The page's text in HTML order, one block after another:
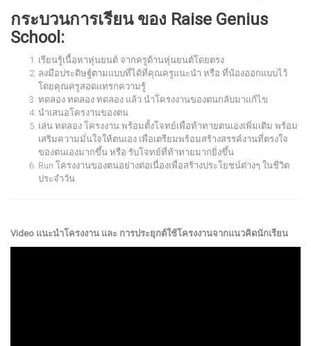
กระบวนการเรียน ของ Raise Genius
School:
เรียนรู้เนื้อหาหุ่นยนต์ จากครูด้านหุ่นยนต์โดยตรง
ลงมือประดิษฐ์ตามแบบที่ได้ที่คุณครูแนะนำ หรือ ที่น้องออกแบบไว้
โดยคุณครูสอดแทรกความรู้
ทดลอง ทดลอง ทดลอง แล้ว นำโครงงานของตนกลับมาแก้ไข
นำเสนอโครงานของตน
เล่น ทดลอง โครงงาน พร้อมตั้งโจทย์เพื่อท้าทายตนเองเพิ่มเติม พร้อม
เสริมความมั่นใจให้ตนเอง เพื่อเตรียมพร้อมสร้างสรรค์งานที่ตรงใจ
ของตนเองมากขึ้น หรือ รับโจทย์ที่ท้าทายมากยิ่งขึ้น
Run โครงงานของตนอย่างต่อเนื่องเพื่อสร้างประโยชน์ต่างๆ ในชีวิต
ประจำวัน
Video แนะนำโครงงาน และ การประยุกต์ใช้โครงงานจากแนวคิดนักเรียน